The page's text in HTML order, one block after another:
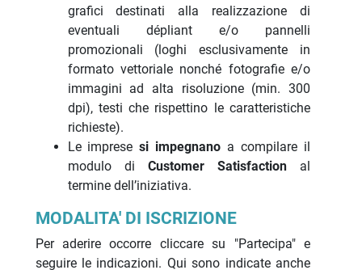
grafici destinati alla realizzazione di
eventuali dépliant e/o pannelli
promozionali (loghi esclusivamente in
formato vettoriale nonché fotografie e/o
immagini ad alta risoluzione (min. 300
dpi), testi che rispettino le caratteristiche
richieste).
Le impresesi impegnano a compilare il
modulo di Customer Satisfactional
termine dell’iniziativa.
MODALITA' DI ISCRIZIONE
Per aderire occorre cliccare su "Partecipa" e
seguire le indicazioni. Qui sono indicate anche